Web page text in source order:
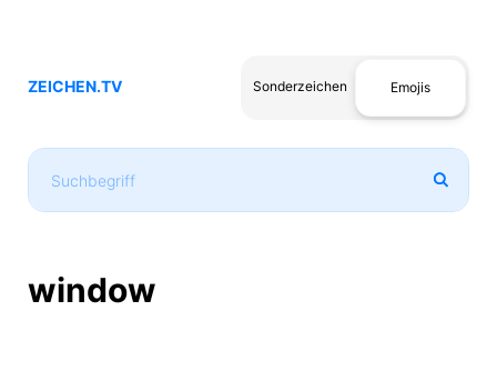
ZEICHEN.TV Sonderzeichen Emojis
window